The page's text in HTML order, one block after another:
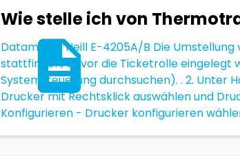
Wie stelle ich von
Datamax O’Neill E-4205A/B Die
stattfinden, bevor die Ticketrolle eingelegt
Systemsteuerung durchsuchen). . 2. Unter
Drucker mit Rechtsklick auswählen und
Konfigurieren - Drucker konfigurieren